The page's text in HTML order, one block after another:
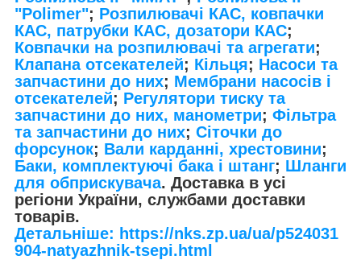
"Polimer"; Розпилювачі КАС, ковпачки
КАС, патрубки КАС, дозатори КАС;
Ковпачки на розпилювачі та агрегати;
Клапана отсекателей; Кільця; Насоси та
запчастини до них; Мембрани насосів і
отсекателей; Регулятори тиску та
запчастини до них, манометри; Фільтра
та запчастини до них; Сіточки до
форсунок; Вали карданні, хрестовини;
Баки, комплектуючі бака і штанг; Шланги
для обприскувача. Доставка в усі
регіони України, службами доставки
товарів.
Детальніше: https://nks.zp.ua/ua/p524031
904-natyazhnik-tsepi.html